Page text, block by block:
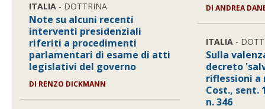
ITALIA - DOTTRINA
Note su alcuni recenti
interventi presidenziali
riferiti a procedimenti
parlamentari di esame di atti
legislativi del governo
DI RENZO DICKMANN
DI ANDREA
ITALIA -
Sulla
decreto
riflessioni a
Cost., sent.
n. 346